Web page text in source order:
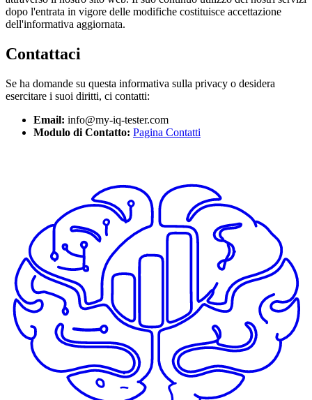
dopo l'entrata in vigore delle modifiche costituisce accettazione
dell'informativa aggiornata.
Contattaci
Se ha domande su questa informativa sulla privacy o desidera
esercitare i suoi diritti, ci contatti:
Email: info@my-iq-tester.com
Modulo di Contatto: Pagina Contatti